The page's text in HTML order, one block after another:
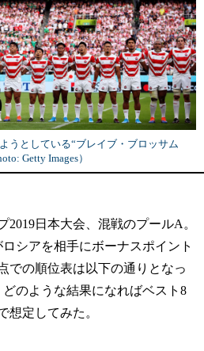
うとしている“ブレイブ・ブロッサム
Getty Images）
日本大会、混戦のプールA。
シアを相手にボーナスポイント
での順位表は以下の通りとなっ
のような結果になればベスト8
想定してみた。